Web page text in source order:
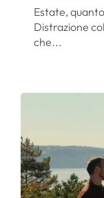
Estate,
Distrazione
che...